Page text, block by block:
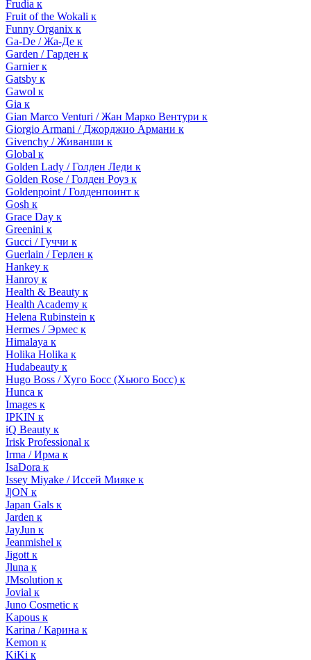
Frudia к
Fruit of the Wokali к
Funny Organix к
Ga-De / Жа-Де к
Garden / Гарден к
Garnier к
Gatsby к
Gawol к
Gia к
Gian Marco Venturi / Жан Марко Вентури к
Giorgio Armani / Джорджио Армани к
Givenchy / Живанши к
Global к
Golden Lady / Голден Леди к
Golden Rose / Голден Роуз к
Goldenpoint / Голденпоинт к
Gosh к
Grace Day к
Greenini к
Gucci / Гуччи к
Guerlain / Герлен к
Hankey к
Hanroy к
Health & Beauty к
Health Academy к
Helena Rubinstein к
Hermes / Эрмес к
Himalaya к
Holika Holika к
Hudabeauty к
Hugo Boss / Хуго Босс (Хьюго Босс) к
Hunca к
Images к
IPKIN к
iQ Beauty к
Irisk Professional к
Irma / Ирма к
IsaDora к
Issey Miyake / Иссей Мияке к
J|ON к
Japan Gals к
Jarden к
JayJun к
Jeanmishel к
Jigott к
Jluna к
JMsolution к
Jovial к
Juno Cosmetic к
Kapous к
Karina / Карина к
Kemon к
KiKi к